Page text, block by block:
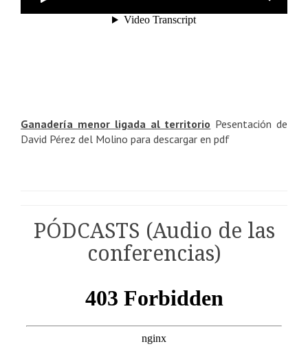
Ganadería menor ligada al territorio Pesentación de
David Pérez del Molino para descargar en pdf
PÓDCASTS (Audio de las
conferencias)